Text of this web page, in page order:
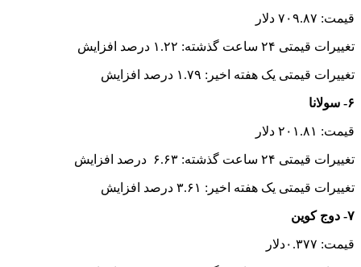
قیمت: ۱.۰۵ دلار
تغییرات قیمتی ۲۴ ساعت گذشته: ۳.۹۰ درصد افزایش
تغییرات قیمتی یک هفته اخیر: ۱۲.۴۵ درصد افزایش
۱۰- ترون
قیمت: ۰.۲۳۴۶ دلار
تغییرات قیمتی ۲۴ ساعت گذشته: ۵.۵۸ درصد افزایش
تغییرات قیمتی یک هفته اخیر: ۵.۱۶ درصد کاهش
انتهای پیام